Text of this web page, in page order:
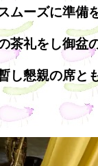
ムーズに準備
茶礼をし御盆
し懇親の席と